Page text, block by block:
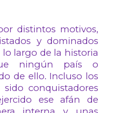
distintos motivos,
y dominados
largo de la historia
ningún país o
de ello. Incluso los
conquistadores
ese afán de